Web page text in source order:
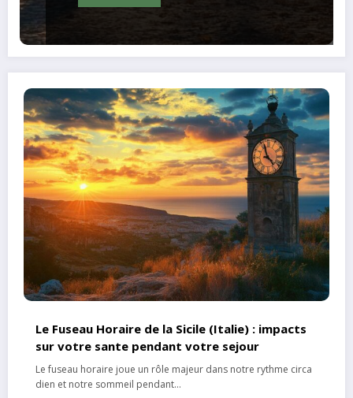
Le Fuseau Horaire de la Sicile (Italie) : impacts
sur votre sante pendant votre sejour
Le fuseau horaire joue un rôle majeur dans notre rythme circa
dien et notre sommeil pendant…